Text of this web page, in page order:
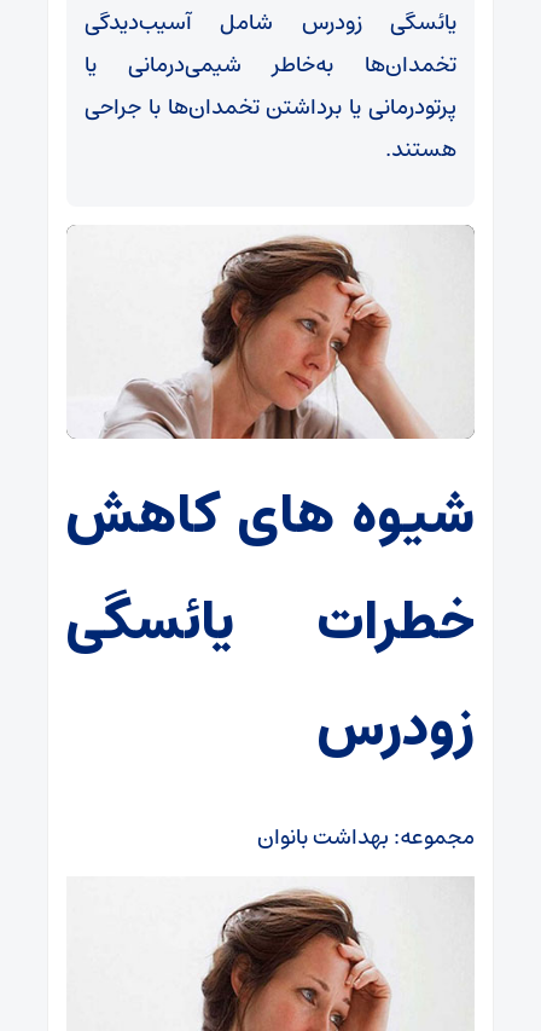
یائسگی زودرس شامل آسیب‌دیدگی
تخمدان‌ها به‌خاطر شیمی‌درمانی یا
پرتودرمانی یا برداشتن تخمدان‌ها با جراحی
هستند.
شیوه های کاهش
خطرات یائسگی
زودرس
مجموعه: بهداشت بانوان